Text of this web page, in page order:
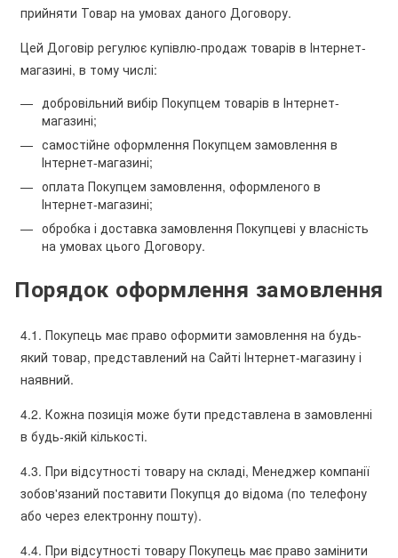
прийняти Товар на умовах даного Договору.
Цей Договір регулює купівлю-продаж товарів в Інтернет-
магазині, в тому числі:
добровільний вибір Покупцем товарів в Інтернет-
магазині;
самостійне оформлення Покупцем замовлення в
Інтернет-магазині;
оплата Покупцем замовлення, оформленого в
Інтернет-магазині;
обробка і доставка замовлення Покупцеві у власність
на умовах цього Договору.
Порядок оформлення замовлення
4.1. Покупець має право оформити замовлення на будь-
який товар, представлений на Сайті Інтернет-магазину і
наявний.
4.2. Кожна позиція може бути представлена ​​в замовленні
в будь-якій кількості.
4.3. При відсутності товару на складі, Менеджер компанії
зобов'язаний поставити Покупця до відома (по телефону
або через електронну пошту).
4.4. При відсутності товару Покупець має право замінити